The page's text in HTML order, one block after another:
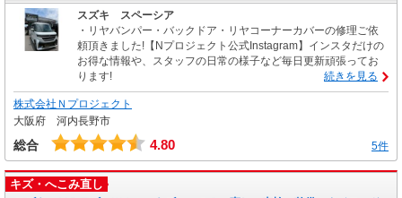
スズキ スペーシア
・リヤバンパー・バックドア・リヤコーナーカバーの修理ご依
頼頂きました!【Nプロジェクト公式Instagram】インスタだけの
お得な情報や、スタッフの日常の様子など毎日更新頑張ってお
ります!
続きを見る
株式会社Ｎプロジェクト
大阪府 河内長野市
総合 4.80 5件
キズ・へこみ直し